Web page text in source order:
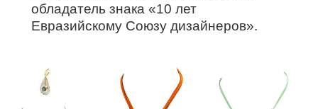
обладатель знака «10 лет
Евразийскому Союзу дизайнеров».